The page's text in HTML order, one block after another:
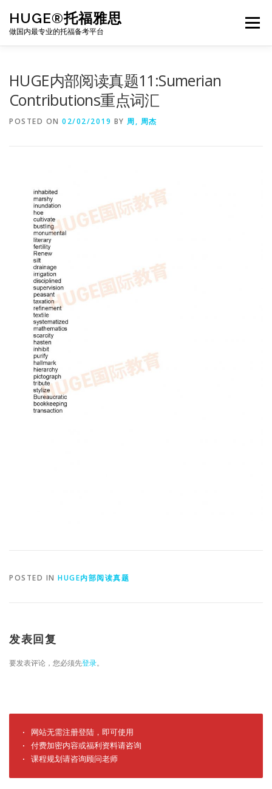
content
HUGE®托福雅思
做国内最专业的托福备考平台
Menu
HUGE内部阅读真题11:Sumerian
Contributions重点词汇
POSTED ON 02/02/2019 BY 周, 周杰
POSTED IN HUGE内部阅读真题
发表回复
要发表评论，您必须先登录。
· 网站无需注册登陆，即可使用
· 付费加密内容或福利资料请咨询
· 课程规划请咨询顾问老师